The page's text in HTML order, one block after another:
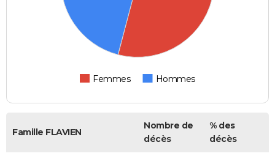
Femmes Hommes
Famille FLAVIEN
Nombre de
décès
% des
décès